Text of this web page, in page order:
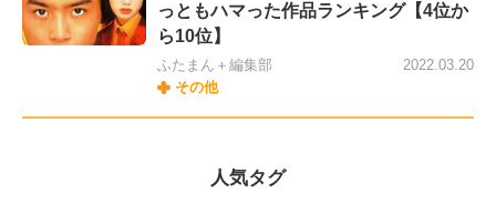
っともハマった作品ランキング【4位か
ら10位】
ふたまん＋編集部
その他
2022.03.20
人気タグ